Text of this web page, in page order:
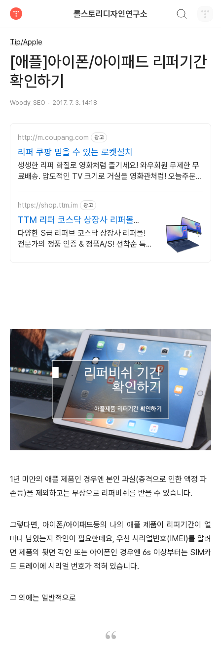
롤스토리디자인연구소
Tip/Apple
[애플]아이폰/아이패드 리퍼기간
확인하기
Woody_SEO 2017. 7. 3. 14:18
http://m.coupang.com 광고
리퍼 쿠팡 믿을 수 있는 로켓설치
생생한 리퍼 화질로 영화처럼 즐기세요! 와우회원 무제한 무
료배송. 압도적인 TV 크기로 거실을 영화관처럼! 오늘주문
https://shop.ttm.im 광고
TTM 리퍼 코스닥 상장사 리퍼몰
TTM
다양한 S급 리퍼브 코스닥 상장사 리퍼몰!
전문가의 정품 인증 & 정품A/S! 선착순 특가
1년 미만의 애플 제품인 경우엔 본인 과실(충격으로 인한 액정 파
손등)을 제외하고는 무상으로 리퍼비쉬를 받을 수 있습니다.
그렇다면, 아이폰/아이패드등의 나의 애플 제품이 리퍼기간이 얼
마나 남았는지 확인이 필요한데요, 우선 시리얼번호(IMEI)를 알려
면 제품의 뒷면 각인 또는 아이폰인 경우엔 6s 이상부터는 SIM카
드 트레이에 시리얼 번호가 적혀 있습니다.
그 외에는 일반적으로